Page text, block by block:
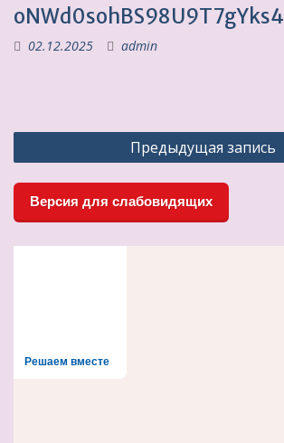
02.12.2025 admin
Навигация
по
записям
Предыдущая запись
Версия для слабовидящих
Решаем вместе